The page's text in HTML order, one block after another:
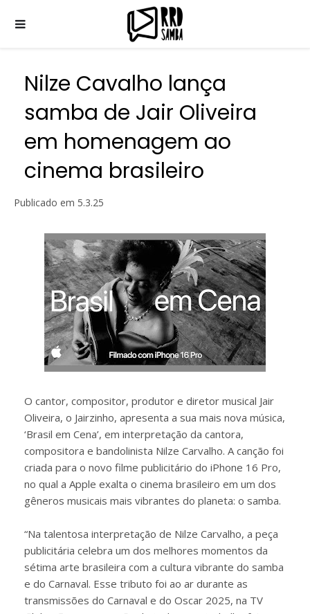
Nilze Cavalho lança
samba de Jair Oliveira
em homenagem ao
cinema brasileiro
Publicado em 5.3.25
O cantor, compositor, produtor e diretor musical Jair
Oliveira, o Jairzinho, apresenta a sua mais nova música,
‘Brasil em Cena’, em interpretação da cantora,
compositora e bandolinista Nilze Carvalho. A canção foi
criada para o novo filme publicitário do iPhone 16 Pro,
no qual a Apple exalta o cinema brasileiro em um dos
gêneros musicais mais vibrantes do planeta: o samba.
“Na talentosa interpretação de Nilze Carvalho, a peça
publicitária celebra um dos melhores momentos da
sétima arte brasileira com a cultura vibrante do samba
e do Carnaval. Esse tributo foi ao ar durante as
transmissões do Carnaval e do Oscar 2025, na TV